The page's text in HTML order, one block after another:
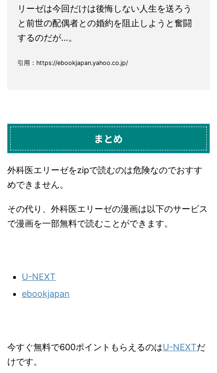
リーゼは今回だけは後悔しない人生を送ろう
と前世の配偶者との婚約を阻止しようと奮闘
するのだが…。
引用：https://ebookjapan.yahoo.co.jp/
まとめ
外科医エリーゼをzipで読むのは危険なのでおすす
めできません。
その代り、外科医エリーゼの漫画は以下のサービス
で漫画を一部無料で読むことができます。
U-NEXT
ebookjapan
今すぐ無料で600ポイントもらえるのはU-NEXTだ
けです。